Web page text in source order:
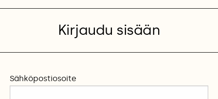
Kirjaudu sisään
Sähköpostiosoite